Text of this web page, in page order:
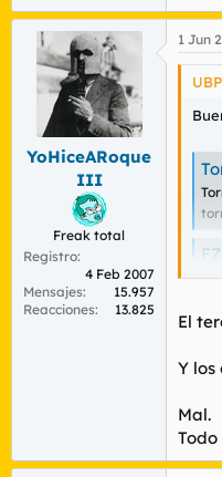
YoHiceARoque
III
Freak total
Registro
4 Feb 2007
Mensajes
15.957
Reacciones
13.825
1 Jun
El
Y los
Mal.
Todo